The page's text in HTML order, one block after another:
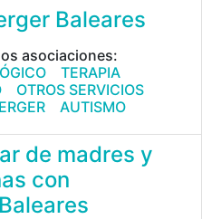
Baleares
asociaciones:
TERAPIA
OTROS SERVICIOS
AUTISMO
de madres y
con